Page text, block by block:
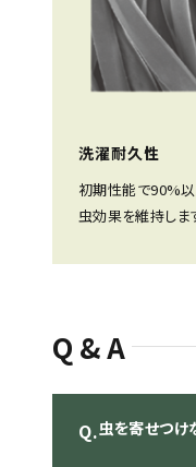
洗濯耐久性
初期性能で90%
虫効果を維持しま
Q&A
Q.虫を寄せつけ